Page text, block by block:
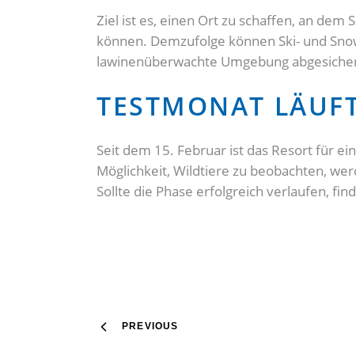
Ziel ist es, einen Ort zu schaffen, an
können. Demzufolge können Ski- und
lawinenüberwachte Umgebung
TESTMONAT
Seit dem 15. Februar ist das Resort für
Möglichkeit, Wildtiere zu beobachten,
Sollte die Phase erfolgreich verlaufen,
PREVIOUS